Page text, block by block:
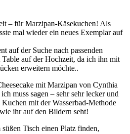
– für Marzipan-Käsekuchen! Als
mal wieder ein neues Exemplar auf
auf der Suche nach passenden
Table auf der Hochzeit, da ich ihn mit
erweitern möchte..
mit Marzipan von Cynthia
muss sagen – sehr sehr lecker und
mit der Wasserbad-Methode
ihr auf den Bildern seht!
Tisch einen Platz finden,